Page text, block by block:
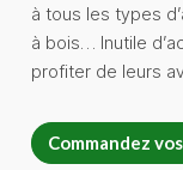
à tous les types
à bois… Inutile
profiter de leurs
Commandez